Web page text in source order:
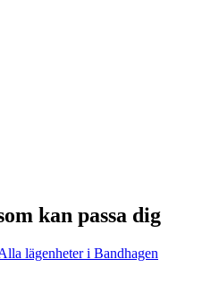
kan passa dig
lägenheter i Bandhagen